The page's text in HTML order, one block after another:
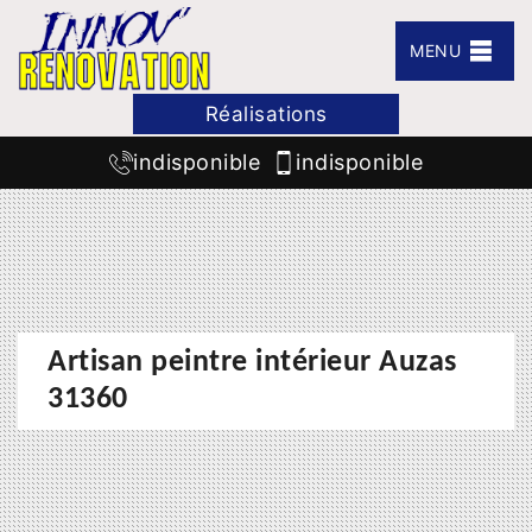
MENU
Réalisations
indisponible indisponible
Artisan peintre intérieur Auzas
31360